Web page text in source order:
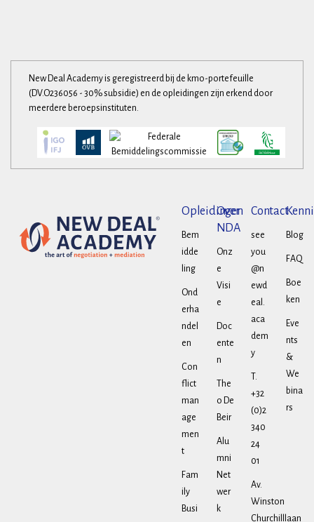
New Deal Academy is geregistreerd bij de kmo-portefeuille
(DV.O236056 - 30% subsidie) en de opleidingen zijn erkend door
meerdere beroepsinstituten.
Opleidingen
Bem
idde
ling
Ond
erha
ndel
en
Con
flict
man
age
men
t
Fam
ily
Busi
Over
NDA
Onz
e
Visi
e
Doc
ente
n
The
o De
Beir
Alu
mni
Net
wer
k
Contact
see
you
@n
ewd
eal.
aca
dem
y
T.
+32
(0)2
340
24
01
Av.
Winston
Churchilllaan
Blog
FAQ
Boe
ken
Eve
nts
&
We
bina
rs